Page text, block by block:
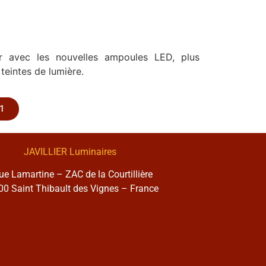
les nouvelles ampoules LED, plus
de lumière.
JAVILLIER Luminaires
Lamartine – ZAC de la Courtillière
Saint Thibault des Vignes – France